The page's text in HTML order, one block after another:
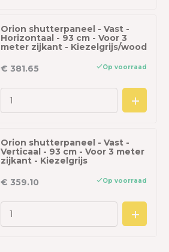
Orion shutterpaneel - Vast -
Horizontaal - 93 cm - Voor 3
meter zijkant - Kiezelgrijs/wood
€ 381.65
Op voorraad
Orion shutterpaneel - Vast -
Verticaal - 93 cm - Voor 3 meter
zijkant - Kiezelgrijs
€ 359.10
Op voorraad